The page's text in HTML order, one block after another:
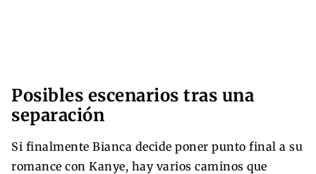
Posibles escenarios tras una
separación
Si finalmente Bianca decide poner punto final a su
romance con Kanye, hay varios caminos que